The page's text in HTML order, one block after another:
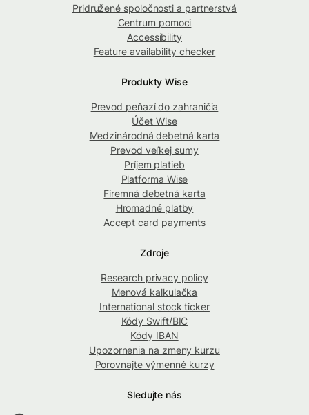
Pridružené spoločnosti a partnerstvá
Centrum pomoci
Accessibility
Feature availability checker
Produkty Wise
Prevod peňazí do zahraničia
Účet Wise
Medzinárodná debetná karta
Prevod veľkej sumy
Príjem platieb
Platforma Wise
Firemná debetná karta
Hromadné platby
Accept card payments
Zdroje
Research privacy policy
Menová kalkulačka
International stock ticker
Kódy Swift/BIC
Kódy IBAN
Upozornenia na zmeny kurzu
Porovnajte výmenné kurzy
Sledujte nás